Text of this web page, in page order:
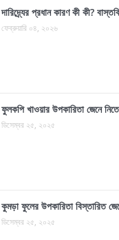
দারিদ্র্যের প্রধান কারণ কী কী?
ফেব্রুয়ারি ০৪, ২০২৬
ফুলকপি খাওয়ার উপকারিতা জেনে
ডিসেম্বর ২৫, ২০২৫
কুমড়া ফুলের উপকারিতা বিস্তারিত
ডিসেম্বর ২৫, ২০২৫